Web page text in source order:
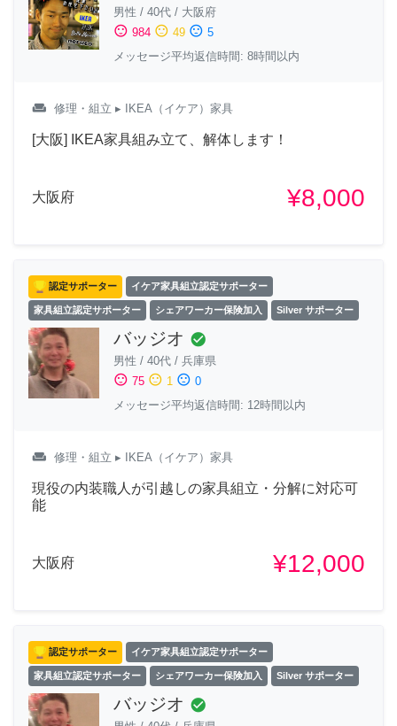
男性 / 40代 / 大阪府
sentiment_satisfied 984 sentiment_neutral 49 sentiment_dissatisfied 5
メッセージ平均返信時間: 8時間以内
weekend 修理・組立 ▸ IKEA（イケア）家具
[大阪] IKEA家具組み立て、解体します！
大阪府 ¥8,000
認定サポーター イケア家具組立認定サポーター
家具組立認定サポーター シェアワーカー保険加入 Silver サポーター
バッジオ check_circle
男性 / 40代 / 兵庫県
sentiment_satisfied 75 sentiment_neutral 1 sentiment_dissatisfied 0
メッセージ平均返信時間: 12時間以内
weekend 修理・組立 ▸ IKEA（イケア）家具
現役の内装職人が引越しの家具組立・分解に対応可
能
大阪府 ¥12,000
認定サポーター イケア家具組立認定サポーター
家具組立認定サポーター シェアワーカー保険加入 Silver サポーター
バッジオ check_circle